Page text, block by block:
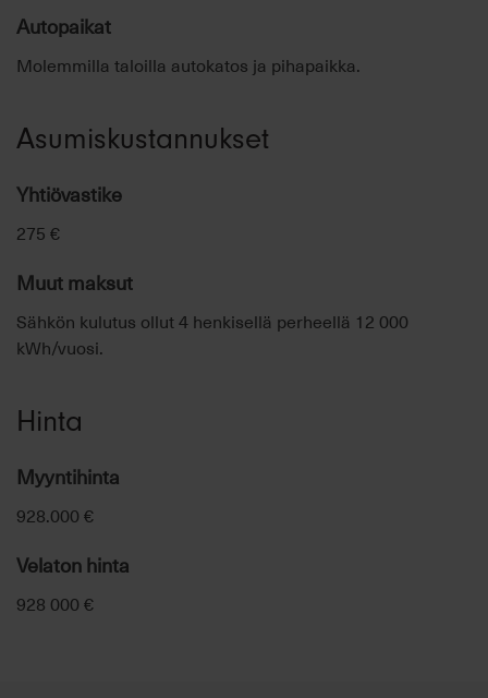
Autopaikat
Molemmilla taloilla autokatos ja pihapaikka.
Asumiskustannukset
Yhtiövastike
275 €
Muut maksut
Sähkön kulutus ollut 4 henkisellä perheellä 12 000
kWh/vuosi.
Hinta
Myyntihinta
928.000 €
Velaton hinta
928 000 €